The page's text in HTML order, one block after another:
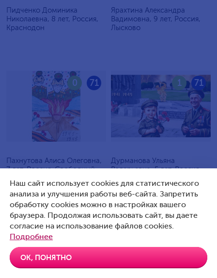
Пидченко Доминика
Николаевна, 8 лет, Россия,
Краснодон
Ярахтина Александра
Вадимовна, 9 лет, Россия,
Лысково
71
0
Пахнутова Алиса Олеговна,
7 лет, Россия, Свободный
71
1
Дурманова Ульяна
Валерьевна, 5 лет, Россия,
Наш сайт использует cookies для статистического
анализа и улучшения работы веб-сайта. Запретить
обработку cookies можно в настройках вашего
браузера. Продолжая использовать сайт, вы даете
согласие на использование файлов cookies.
Подробнее
ОК, ПОНЯТНО